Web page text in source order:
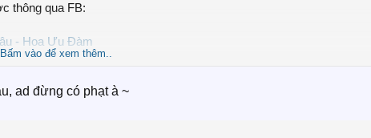
thông qua FB:
- Hoa Ưu Đàm
Bấm vào để xem thêm..
ad đừng có phạt à ~